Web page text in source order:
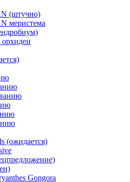
(штучно)
меристема
(ожидается)
Gongora